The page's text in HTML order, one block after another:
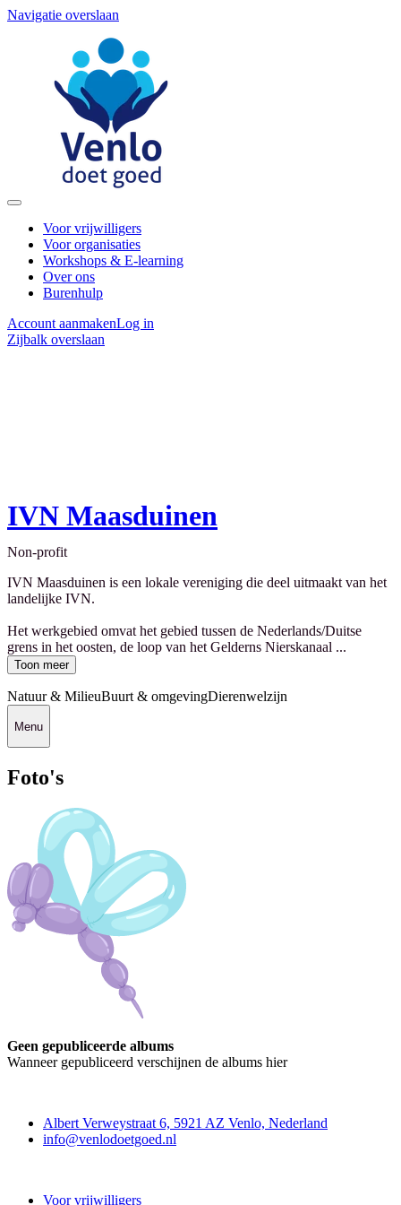
Navigatie overslaan
Voor vrijwilligers
Voor organisaties
Workshops & E-learning
Over ons
Burenhulp
Account aanmakenLog in
Zijbalk overslaan
IVN Maasduinen
Non-profit
IVN Maasduinen is een lokale vereniging die deel uitmaakt van het
landelijke IVN.
Het werkgebied omvat het gebied tussen de Nederlands/Duitse
grens in het oosten, de loop van het Gelderns Nierskanaal ...
Toon meer
Natuur & MilieuBuurt & omgevingDierenwelzijn
Menu
Foto's
Geen gepubliceerde albums
Wanneer gepubliceerd verschijnen de albums hier
Albert Verweystraat 6, 5921 AZ Venlo, Nederland
info@venlodoetgoed.nl
Voor vrijwilligers